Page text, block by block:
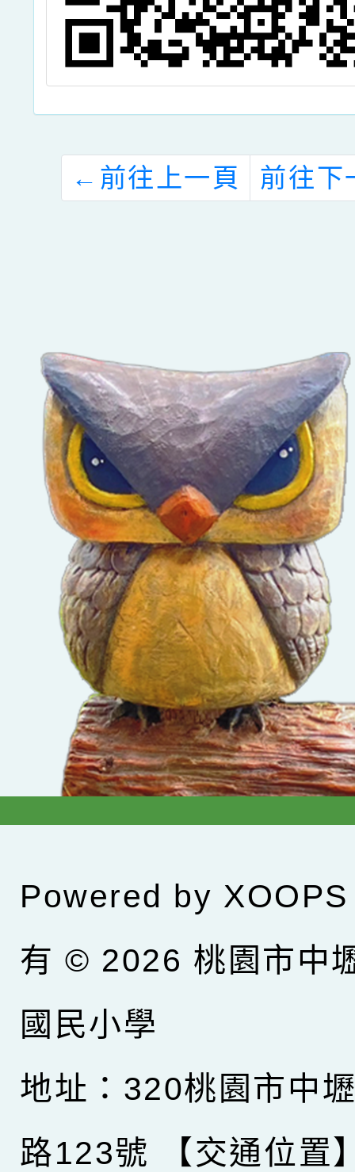
← 前往上一頁 前往下
Powered by XOOPS
有 © 2026 桃園市中
國民小學
地址：320桃園市中
路123號
【交通位置